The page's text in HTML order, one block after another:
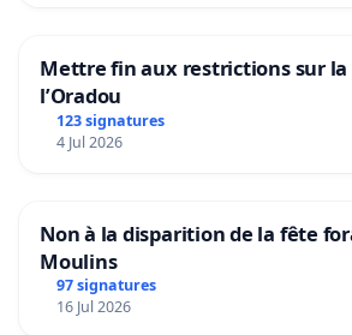
Mettre fin aux restrictions sur la
l’Oradou
123 signatures
4 Jul 2026
Non à la disparition de la fête
Moulins
97 signatures
16 Jul 2026